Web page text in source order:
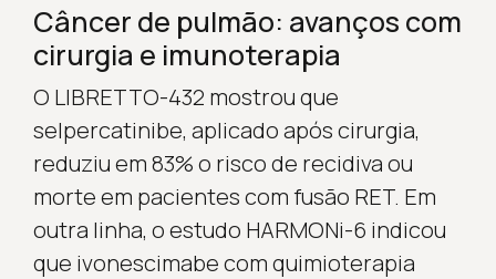
Câncer de pulmão: avanços com
cirurgia e imunoterapia
O LIBRETTO-432 mostrou que
selpercatinibe, aplicado após cirurgia,
reduziu em 83% o risco de recidiva ou
morte em pacientes com fusão RET. Em
outra linha, o estudo HARMONi-6 indicou
que ivonescimabe com quimioterapia